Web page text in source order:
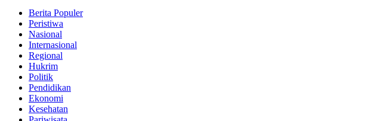
Berita Populer
Peristiwa
Nasional
Internasional
Regional
Hukrim
Politik
Pendidikan
Ekonomi
Kesehatan